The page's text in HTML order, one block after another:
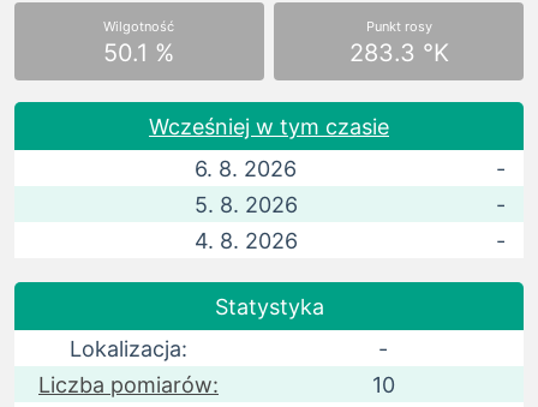
Wilgotność
50.1 %
Punkt rosy
283.3 °K
Wcześniej w tym czasie
6. 8. 2026
-
5. 8. 2026
-
4. 8. 2026
-
Statystyka
Lokalizacja:
-
Liczba pomiarów:
10